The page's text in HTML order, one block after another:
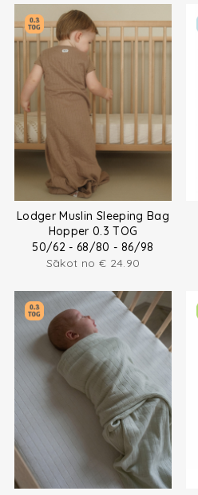
Lodger Muslin Sleeping Bag
Hopper 0.3 TOG
50/62 - 68/80 - 86/98
Sākot no € 24.90